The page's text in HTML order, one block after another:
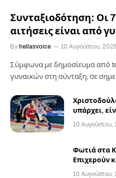
Συνταξιοδότηση: Οι 7
αιτήσεις είναι από
By hellasvoice 10 Αυγούστου,
Σύμφωνα με δημοσίευμα από
γυναικών στη σύνταξη, σε
υπάρχει,
10 Αυγούστου,
Φωτιά στα
Επιχερούν
10 Αυγούστου,